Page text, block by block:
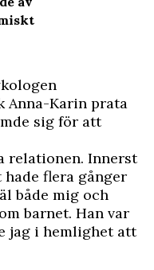
Anna-Karin prata
sig för att
relationen. Innerst
hade flera gånger
både mig och
barnet. Han var
jag i hemlighet att